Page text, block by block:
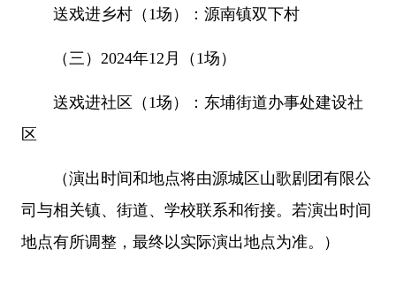
送戏进乡村（1场）：源南镇双下村
（三）2024年12月（1场）
送戏进社区（1场）：东埔街道办事处建设社
区
（演出时间和地点将由源城区山歌剧团有限公
司与相关镇、街道、学校联系和衔接。若演出时间
地点有所调整，最终以实际演出地点为准。）